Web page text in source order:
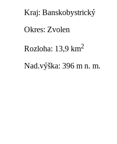
Kraj: Banskobystrický
Okres: Zvolen
Rozloha: 13,9 km2
Nad.výška: 396 m n. m.